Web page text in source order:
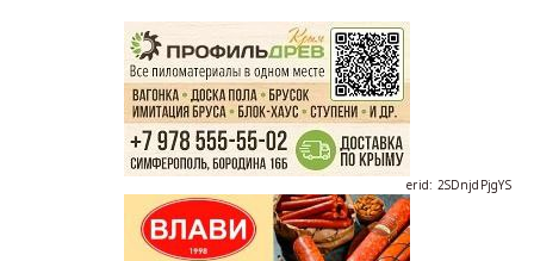
erid: 2SDnjdPjgYS